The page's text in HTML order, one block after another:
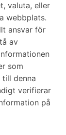
valuta, eller
webbplats.
ansvar för
av
som
denna
verifierar
på